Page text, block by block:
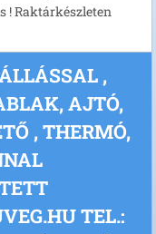
! Raktárkészleten
,
AJTÓ,
, THERMÓ,
TEL.: